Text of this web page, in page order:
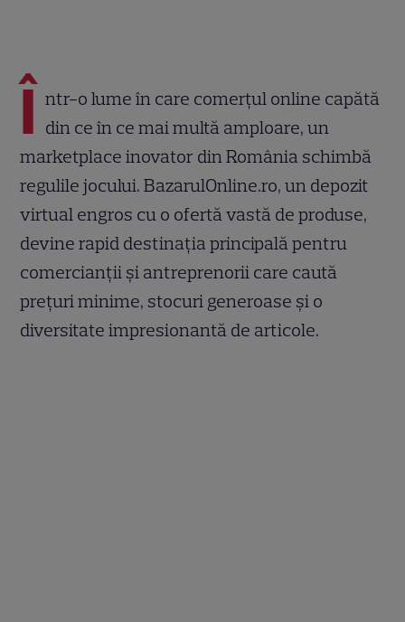
Î ntr-o lume în care comerțul online capătă
din ce în ce mai multă amploare, un
marketplace inovator din România schimbă
regulile jocului. BazarulOnline.ro, un depozit
virtual engros cu o ofertă vastă de produse,
devine rapid destinația principală pentru
comercianții și antreprenorii care caută
prețuri minime, stocuri generoase și o
diversitate impresionantă de articole.